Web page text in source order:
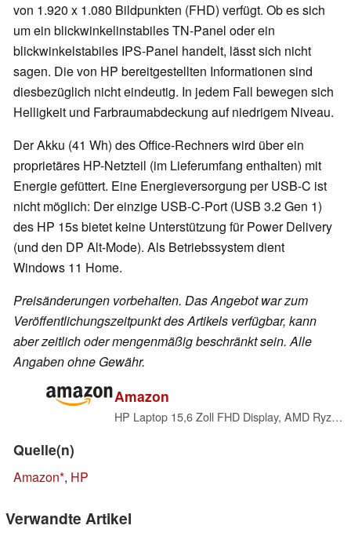
von 1.920 x 1.080 Bildpunkten (FHD) verfügt. Ob es sich
um ein blickwinkelinstabiles TN-Panel oder ein
blickwinkelstabiles IPS-Panel handelt, lässt sich nicht
sagen. Die von HP bereitgestellten Informationen sind
diesbezüglich nicht eindeutig. In jedem Fall bewegen sich
Helligkeit und Farbraumabdeckung auf niedrigem Niveau.
Der Akku (41 Wh) des Office-Rechners wird über ein
proprietäres HP-Netzteil (im Lieferumfang enthalten) mit
Energie gefüttert. Eine Energieversorgung per USB-C ist
nicht möglich: Der einzige USB-C-Port (USB 3.2 Gen 1)
des HP 15s bietet keine Unterstützung für Power Delivery
(und den DP Alt-Mode). Als Betriebssystem dient
Windows 11 Home.
Preisänderungen vorbehalten. Das Angebot war zum
Veröffentlichungszeitpunkt des Artikels verfügbar, kann
aber zeitlich oder mengenmäßig beschränkt sein. Alle
Angaben ohne Gewähr.
Amazon
HP Laptop 15,6 Zoll FHD Display, AMD Ryzen 5-5500U, 16GB DDR4 RAM, 512GB SSD, AMD Radeon Grafik, QWERTZ Tastatur, Windows 11, Silber
Quelle(n)
Amazon , HP
Verwandte Artikel